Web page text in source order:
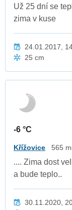
Už 25 dní se
zima v kuse
24.01.2017,
25 cm
-6 °C
Křížovice 565
.... Zima dost
a bude teplo..
30.11.2020,